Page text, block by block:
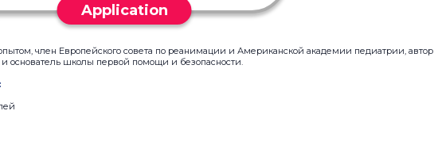
Application
член Европейского совета по реанимации и Американской академии педиатрии, автор
основатель школы первой помощи и безопасности.